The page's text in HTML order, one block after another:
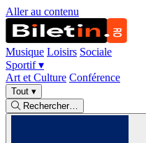
Aller au contenu
Musique Loisirs Sociale
Sportif▾
Art et Culture Conférence
Tout ▾
Rechercher…